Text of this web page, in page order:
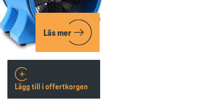
Läs mer
Lägg till i offertkorgen